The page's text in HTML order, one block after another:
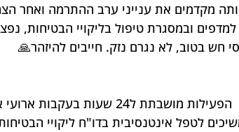
מקדמים את ענייני ערב ההתרמה ואחר
ובמסגרת טיפול בליקויי הבטיחות,
חש בטוב, לא נגרם נזק. חייבים להיזהר🙏
ביום ד', יום שקט במרלו"ג,  הפעילות
לטפל אינטנסיבית בדו"ח ליקויי